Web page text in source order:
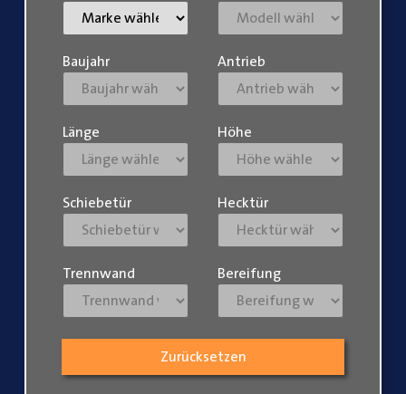
Baujahr Antrieb
Länge Höhe
Schiebetür Hecktür
Trennwand Bereifung
Zurücksetzen